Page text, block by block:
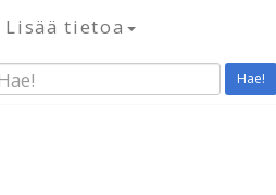
Lisää tietoa
Hae!